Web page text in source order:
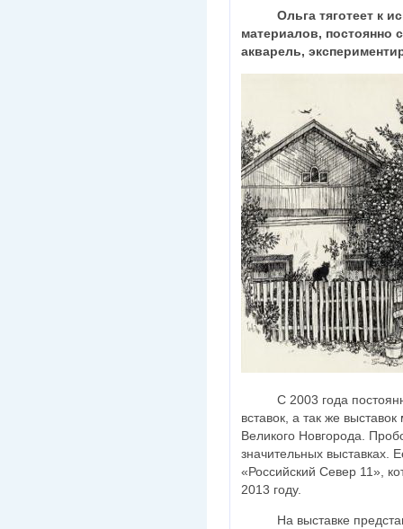
Ольга тяготеет к
материалов, постоянно
акварель,
С 2003 года
вставок, а так же
Великого Новгорода.
значительных выставках.
«Российский Север 11»,
2013 году.
На выставке